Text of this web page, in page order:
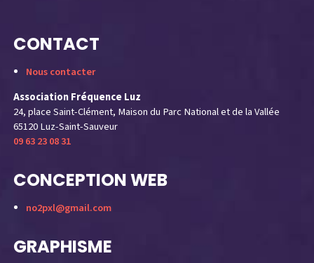
CONTACT
Nous contacter
Association Fréquence Luz
24, place Saint-Clément, Maison du Parc National et de la Vallée
65120 Luz-Saint-Sauveur
09 63 23 08 31
CONCEPTION WEB
no2pxl@gmail.com
GRAPHISME